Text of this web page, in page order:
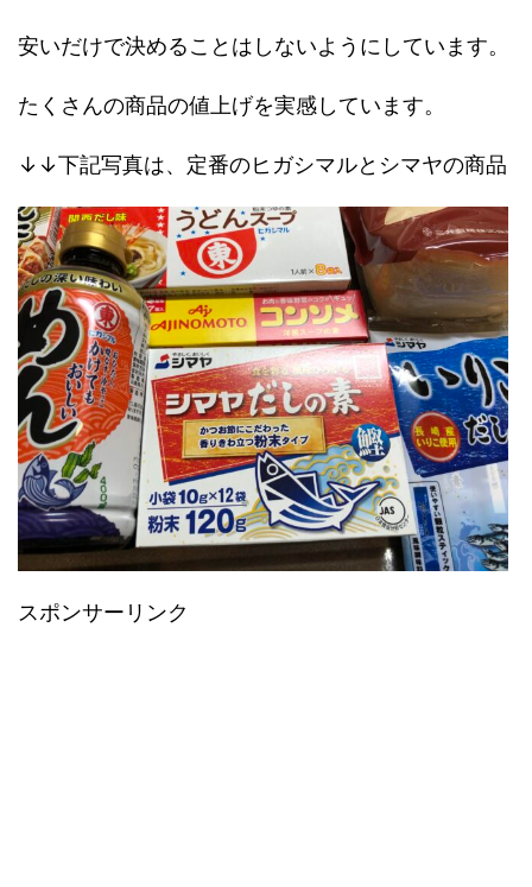
安いだけで決めることはしないようにしています。
たくさんの商品の値上げを実感しています。
↓↓下記写真は、定番のヒガシマルとシマヤの商品
スポンサーリンク